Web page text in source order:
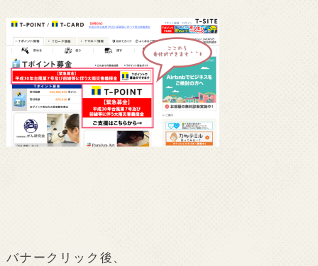
バナークリック後、